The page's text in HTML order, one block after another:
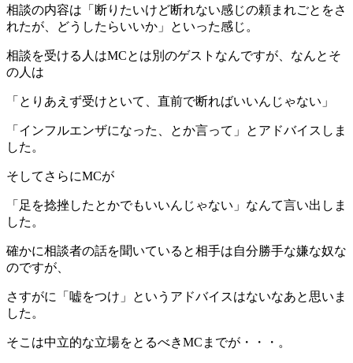
相談の内容は「断りたいけど断れない感じの頼まれごとをさ
れたが、どうしたらいいか」といった感じ。
相談を受ける人はMCとは別のゲストなんですが、なんとそ
の人は
「とりあえず受けといて、直前で断ればいいんじゃない」
「インフルエンザになった、とか言って」とアドバイスしま
した。
そしてさらにMCが
「足を捻挫したとかでもいいんじゃない」なんて言い出しま
した。
確かに相談者の話を聞いていると相手は自分勝手な嫌な奴な
のですが、
さすがに「嘘をつけ」というアドバイスはないなあと思いま
した。
そこは中立的な立場をとるべきMCまでが・・・。